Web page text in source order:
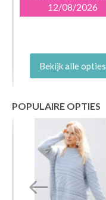
12/08/2026
Bekijk alle opties
POPULAIRE OPTIES